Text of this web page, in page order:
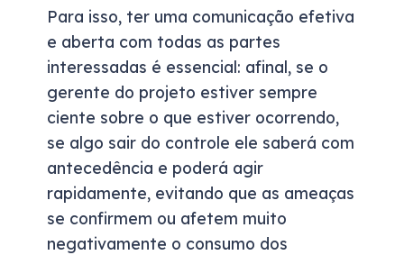
Para isso, ter uma comunicação efetiva
e aberta com todas as partes
interessadas é essencial: afinal, se o
gerente do projeto estiver sempre
ciente sobre o que estiver ocorrendo,
se algo sair do controle ele saberá com
antecedência e poderá agir
rapidamente, evitando que as ameaças
se confirmem ou afetem muito
negativamente o consumo dos